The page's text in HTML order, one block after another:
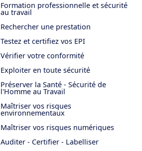
Formation professionnelle et sécurité
au travail
Rechercher une prestation
Testez et certifiez vos EPI
Vérifier votre conformité
Exploiter en toute sécurité
Préserver la Santé - Sécurité de
l'Homme au Travail
Maîtriser vos risques
environnementaux
Maîtriser vos risques numériques
Auditer - Certifier - Labelliser